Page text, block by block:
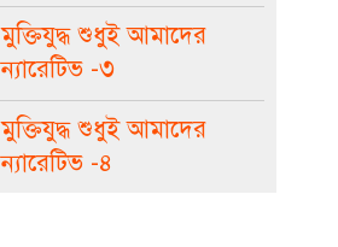
মুক্তিযুদ্ধ শুধুই আমাদের
ন্যারেটিভ -৩
মুক্তিযুদ্ধ শুধুই আমাদের
ন্যারেটিভ -৪